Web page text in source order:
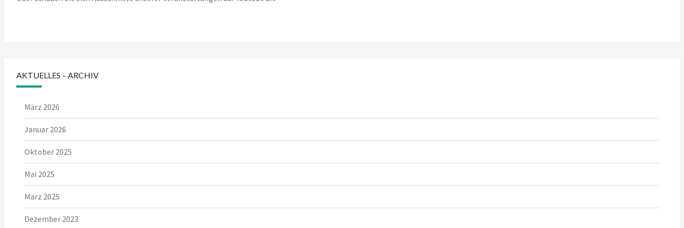
AKTUELLES – ARCHIV
März 2026
Januar 2026
Oktober 2025
Mai 2025
März 2025
Dezember 2023